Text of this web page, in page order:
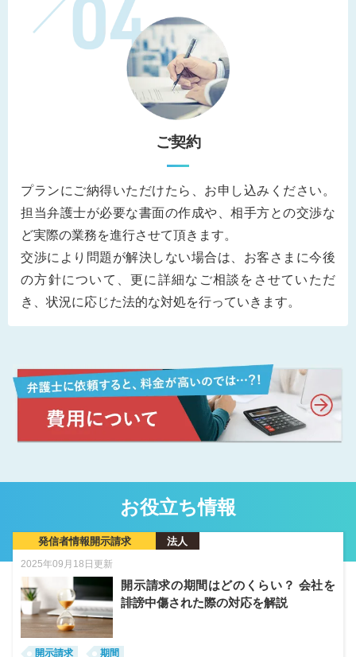
ご契約
プランにご納得いただけたら、お申し込みください。
担当弁護士が必要な書面の作成や、相手方との交渉な
ど実際の業務を進行させて頂きます。
交渉により問題が解決しない場合は、お客さまに今後
の方針について、更に詳細なご相談をさせていただ
き、状況に応じた法的な対処を行っていきます。
お役立ち情報
発信者情報開示請求 法人
2025年09月18日更新
開示請求の期間はどのくらい？ 会社を
誹謗中傷された際の対応を解説
開示請求 期間